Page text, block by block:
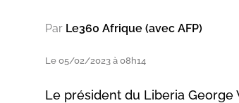
Par Le360 Afrique (avec AFP)
Le 05/02/2023 à 08h14
Le président du Liberia George